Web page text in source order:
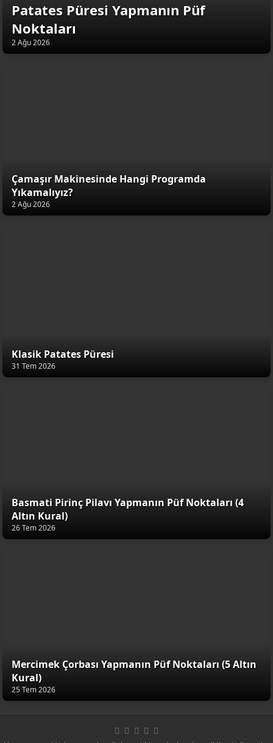
Patates Püresi Yapmanın Püf
Noktaları
2 Ağu 2026
Çamaşır Makinesinde Hangi Programda
Yıkamalıyız?
2 Ağu 2026
Klasik Patates Püresi
31 Tem 2026
Basmati Pirinç Pilavı Yapmanın Püf Noktaları (4
Altın Kural)
26 Tem 2026
Mercimek Çorbası Yapmanın Püf Noktaları (5 Altın
Kural)
25 Tem 2026